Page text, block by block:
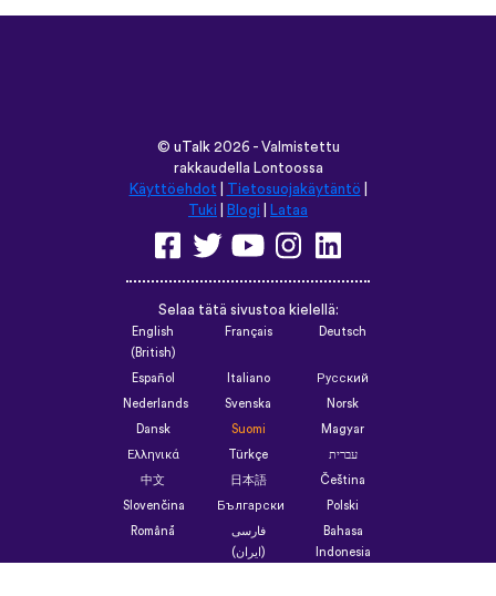
© uTalk2026 - Valmistettu
rakkaudella Lontoossa
Käyttöehdot
Tietosuojakäytäntö
Tuki
Blogi Lataa
Selaa tätä sivustoa kielellä:
English
(British)
Français Deutsch
Español Italiano Русский
Nederlands Svenska Norsk
Dansk Suomi Magyar
Ελληνικά Türkçe עברית
中文 日本語 Čeština
Slovenčina Български Polski
Română
فارسی
(ایران)
Bahasa
Indonesia